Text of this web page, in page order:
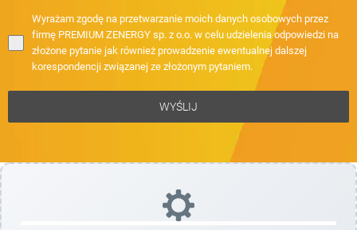
Wyrażam zgodę na przetwarzanie moich danych osobowych przez
firmę PREMIUM ZENERGY sp. z o.o. w celu udzielenia odpowiedzi na
złożone pytanie jak również prowadzenie ewentualnej dalszej
korespondencji związanej ze złożonym pytaniem.
WYŚLIJ